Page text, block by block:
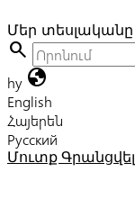
Մեր տեսլականը
search
hy globe
English
Հայերեն
Русский
Մուտք Գրանցվել